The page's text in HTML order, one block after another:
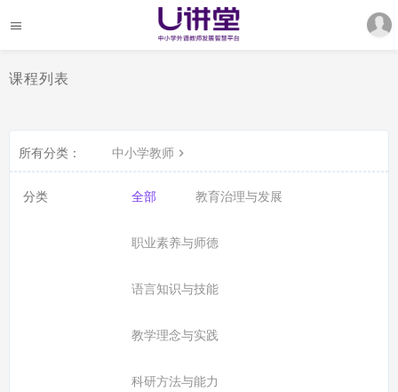
课程列表
所有分类： 中小学教师
分类 全部 教育治理与发展
职业素养与师德
语言知识与技能
教学理念与实践
科研方法与能力